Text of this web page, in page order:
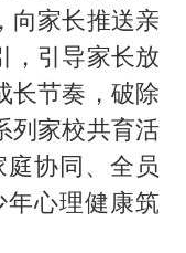
向家长推送亲
，引导家长放
长节奏，破除
列家校共育活
协同、全员
心理健康筑